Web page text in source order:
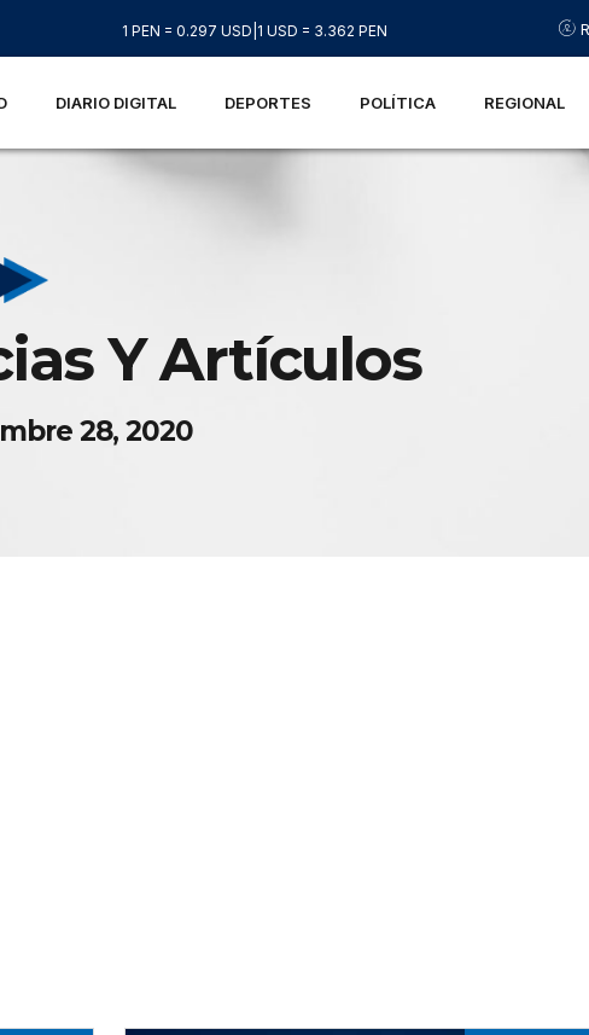
1 PEN = 0.297 USD 1 USD = 3.362 PEN
DIARIO DIGITAL DEPORTES POLÍTICA REGIONAL
Y Artículos
28, 2020